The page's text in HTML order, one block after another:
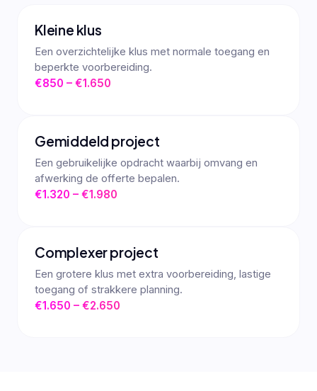
Kleine klus
Een overzichtelijke klus met normale toegang en
beperkte voorbereiding.
€850 – €1.650
Gemiddeld project
Een gebruikelijke opdracht waarbij omvang en
afwerking de offerte bepalen.
€1.320 – €1.980
Complexer project
Een grotere klus met extra voorbereiding, lastige
toegang of strakkere planning.
€1.650 – €2.650